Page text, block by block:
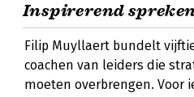
Inspirerend
Filip Muyllaert bundelt
coachen van leiders die
moeten overbrengen. Voor